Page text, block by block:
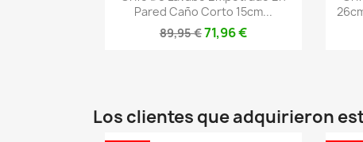
Pared Caño Corto 15cm...
89,95 €71,96 €
Los clientes que adquirieron